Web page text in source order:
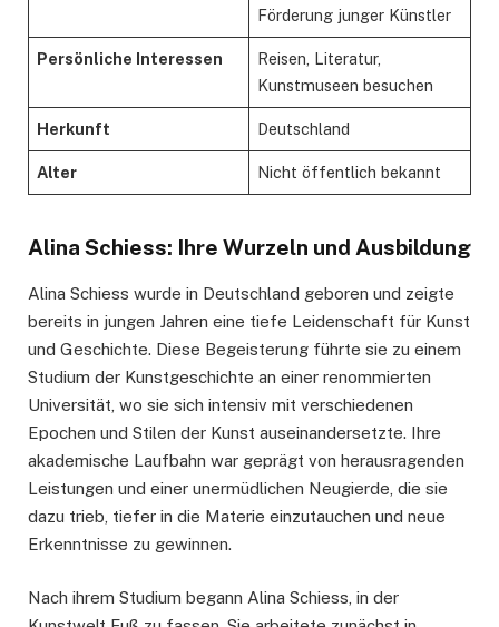
Förderung junger Künstler
Persönliche Interessen
Reisen, Literatur,
Kunstmuseen besuchen
Herkunft Deutschland
Alter Nicht öffentlich bekannt
Alina Schiess: Ihre Wurzeln und Ausbildung
Alina Schiess wurde in Deutschland geboren und zeigte
bereits in jungen Jahren eine tiefe Leidenschaft für Kunst
und Geschichte. Diese Begeisterung führte sie zu einem
Studium der Kunstgeschichte an einer renommierten
Universität, wo sie sich intensiv mit verschiedenen
Epochen und Stilen der Kunst auseinandersetzte. Ihre
akademische Laufbahn war geprägt von herausragenden
Leistungen und einer unermüdlichen Neugierde, die sie
dazu trieb, tiefer in die Materie einzutauchen und neue
Erkenntnisse zu gewinnen.
Nach ihrem Studium begann Alina Schiess, in der